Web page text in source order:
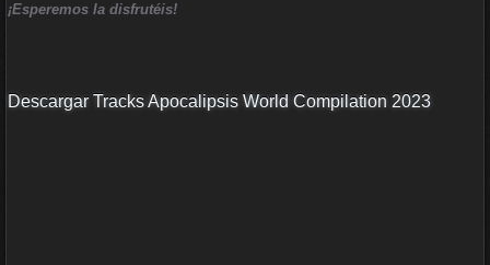
¡Esperemos la disfrutéis!
Descargar Tracks Apocalipsis World Compilation 2023